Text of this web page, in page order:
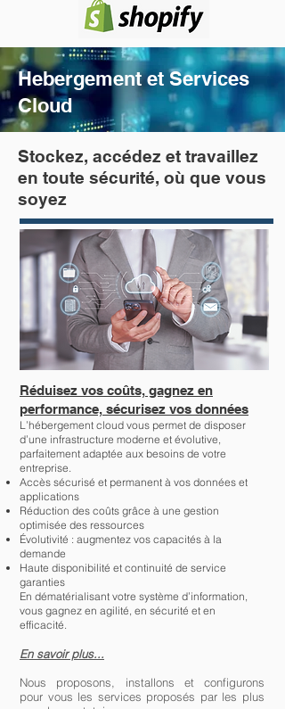
Hebergement et Services
Cloud
Stockez, accédez et travaillez
en toute sécurité, où que vous
soyez
Réduisez vos coûts, gagnez en
performance, sécurisez vos données
L’hébergement cloud vous permet de disposer
d’une infrastructure moderne et évolutive,
parfaitement adaptée aux besoins de votre
entreprise.
Accès sécurisé et permanent à vos données et
applications
Réduction des coûts grâce à une gestion
optimisée des ressources
Évolutivité : augmentez vos capacités à la
demande
Haute disponibilité et continuité de service
garanties
En dématérialisant votre système d’information,
vous gagnez en agilité, en sécurité et en
efficacité.
En savoir plus...
Nous proposons, installons et configurons
pour vous les services proposés par les plus